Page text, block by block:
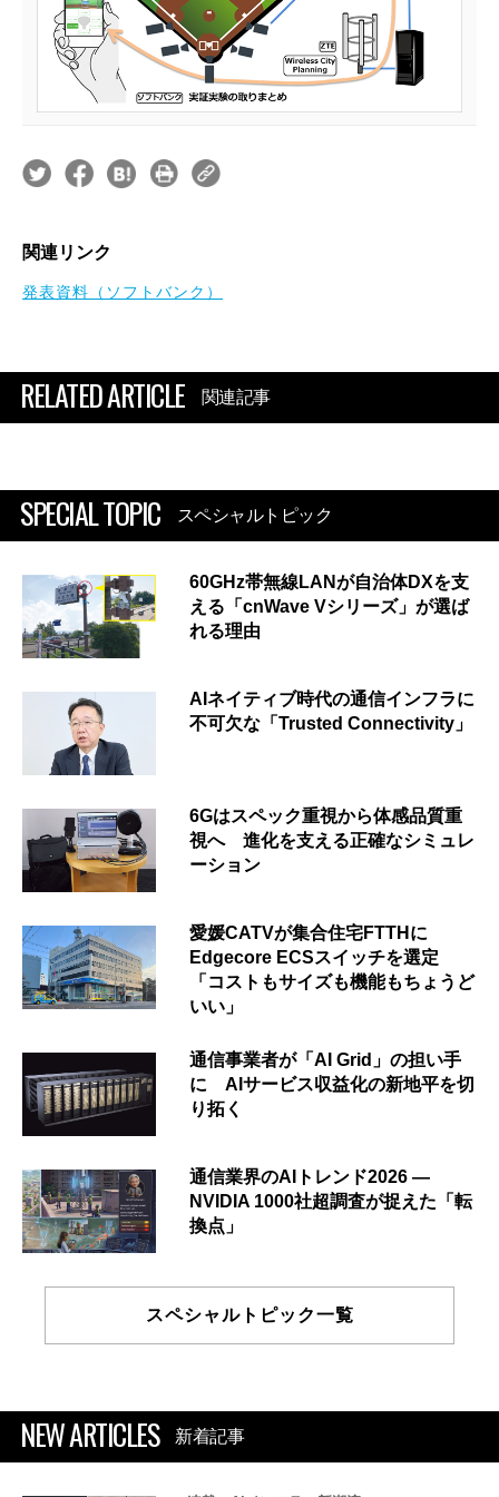
関連リンク
発表資料（ソフトバンク）
RELATED ARTICLE 関連記事
SPECIAL TOPIC スペシャルトピック
60GHz帯無線LANが自治体DXを支
える「cnWave Vシリーズ」が選ば
れる理由
AIネイティブ時代の通信インフラに
不可欠な「Trusted Connectivity」
6Gはスペック重視から体感品質重
視へ 進化を支える正確なシミュレ
ーション
愛媛CATVが集合住宅FTTHに
Edgecore ECSスイッチを選定
「コストもサイズも機能もちょうど
いい」
通信事業者が「AI Grid」の担い手
に AIサービス収益化の新地平を切
り拓く
通信業界のAIトレンド2026 ―
NVIDIA 1000社超調査が捉えた「転
換点」
スペシャルトピック一覧
NEW ARTICLES 新着記事